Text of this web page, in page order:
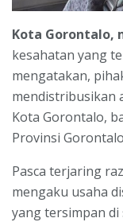
Kota Gorontalo,
kesahatan yang
mengatakan,
mendistribusikan
Kota Gorontalo,
Provinsi
Pasca terjaring
mengaku usaha
yang tersimpan